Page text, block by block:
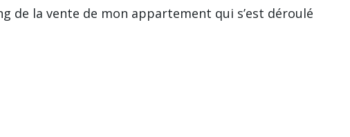
de la vente de mon appartement qui s’est déroulé